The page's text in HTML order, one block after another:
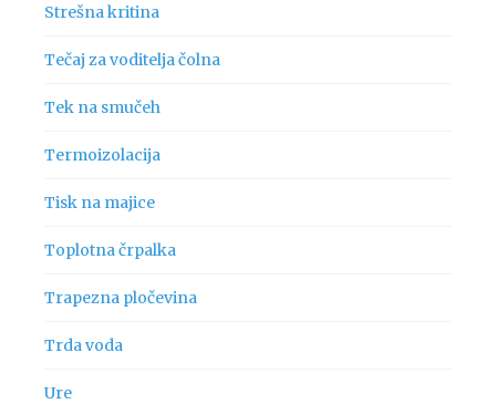
Strešna kritina
Tečaj za voditelja čolna
Tek na smučeh
Termoizolacija
Tisk na majice
Toplotna črpalka
Trapezna pločevina
Trda voda
Ure